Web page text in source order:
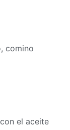
comino
el aceite